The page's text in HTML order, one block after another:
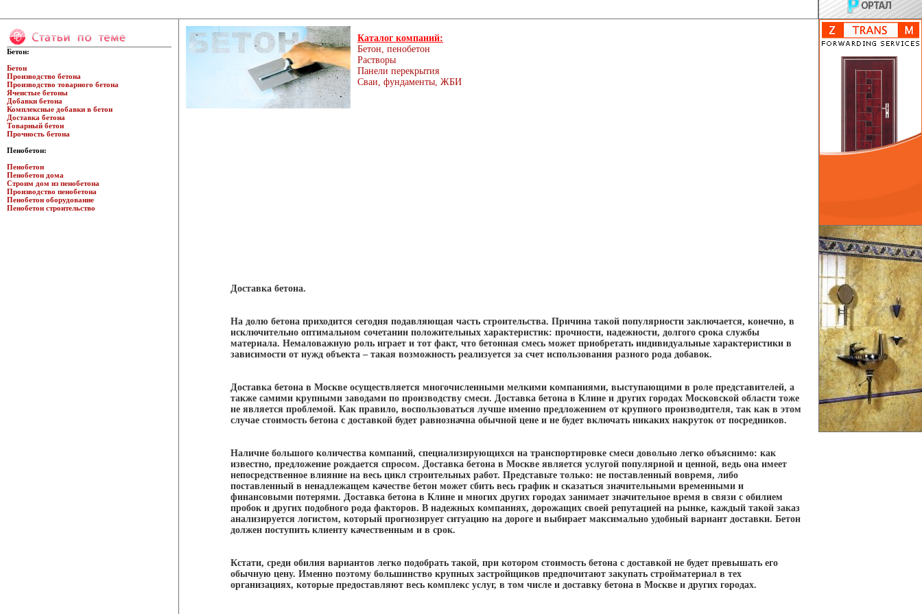
Бетон:
Бетон
Производство бетона
Производство товарного бетона
Ячеистые бетоны
Добавки бетона
Комплексные добавки в бетон
Доставка бетона
Товарный бетон
Прочность бетона
Пенобетон:
Пенобетон
Пенобетон дома
Строим дом из пенобетона
Производство пенобетона
Пенобетон оборудование
Пенобетон строительство
Каталог компаний:
Бетон, пенобетон
Растворы
Панели перекрытия
Сваи, фундаменты, ЖБИ
Доставка бетона.
На долю бетона приходится сегодня подавляющая часть строительства. Причина такой популярности заключается, конечно, в
исключительно оптимальном сочетании положительных характеристик: прочности, надежности, долгого срока службы
материала. Немаловажную роль играет и тот факт, что бетонная смесь может приобретать индивидуальные характеристики в
зависимости от нужд объекта – такая возможность реализуется за счет использования разного рода добавок.
Доставка бетона в Москве осуществляется многочисленными мелкими компаниями, выступающими в роле представителей, а
также самими крупными заводами по производству смеси. Доставка бетона в Клине и других городах Московской области тоже
не является проблемой. Как правило, воспользоваться лучше именно предложением от крупного производителя, так как в этом
случае стоимость бетона с доставкой будет равнозначна обычной цене и не будет включать никаких накруток от посредников.
Наличие большого количества компаний, специализирующихся на транспортировке смеси довольно легко объяснимо: как
известно, предложение рождается спросом. Доставка бетона в Москве является услугой популярной и ценной, ведь она имеет
непосредственное влияние на весь цикл строительных работ. Представьте только: не поставленный вовремя, либо
поставленный в ненадлежащем качестве бетон может сбить весь график и сказаться значительными временными и
финансовыми потерями. Доставка бетона в Клине и многих других городах занимает значительное время в связи с обилием
пробок и других подобного рода факторов. В надежных компаниях, дорожащих своей репутацией на рынке, каждый такой заказ
анализируется логистом, который прогнозирует ситуацию на дороге и выбирает максимально удобный вариант доставки. Бетон
должен поступить клиенту качественным и в срок.
Кстати, среди обилия вариантов легко подобрать такой, при котором стоимость бетона с доставкой не будет превышать его
обычную цену. Именно поэтому большинство крупных застройщиков предпочитают закупать стройматериал в тех
организациях, которые предоставляют весь комплекс услуг, в том числе и доставку бетона в Москве и других городах.